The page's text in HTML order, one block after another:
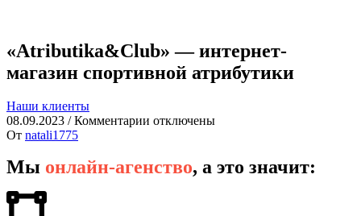
«Atributika&Club» — интернет-
магазин спортивной атрибутики
Наши клиенты
08.09.2023 / Комментарии отключены
От natali1775
Мы онлайн-агенство, а это значит: